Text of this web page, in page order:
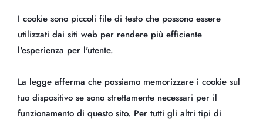
I cookie sono piccoli file di testo che possono essere
utilizzati dai siti web per rendere più efficiente
l'esperienza per l'utente.
La legge afferma che possiamo memorizzare i cookie sul
tuo dispositivo se sono strettamente necessari per il
funzionamento di questo sito. Per tutti gli altri tipi di